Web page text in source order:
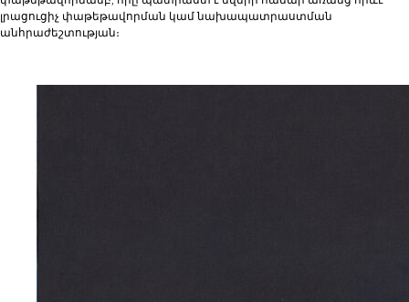
լրացուցիչ փաթեթավորման կամ նախապատրաստման
անհրաժեշտության։